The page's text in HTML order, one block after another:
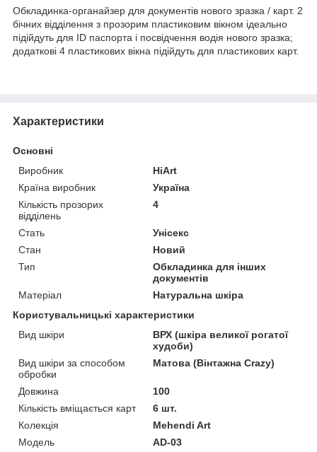
Обкладинка-органайзер для документів нового зразка / карт. 2
бічних відділення з прозорим пластиковим вікном ідеально
підійдуть для ID паспорта і посвідчення водія нового зразка;
додаткові 4 пластикових вікна підійдуть для пластикових карт.
Характеристики
Основні
Виробник
HiArt
Країна виробник
Україна
Кількість прозорих
відділень
4
Стать
Унісекс
Стан
Новий
Тип
Обкладинка для інших
документів
Матеріал
Натуральна шкіра
Користувальницькі характеристики
Вид шкіри
ВРХ (шкіра великої рогатої
худоби)
Вид шкіри за способом
обробки
Матова (Вінтажна Crazy)
Довжина
100
Кількість вміщається карт
6 шт.
Колекція
Mehendi Art
Мoдель
AD-03